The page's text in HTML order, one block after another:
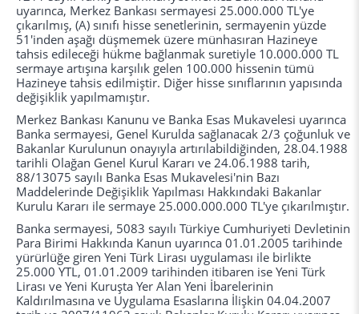
uyarınca, Merkez Bankası sermayesi 25.000.000 TL'ye
çıkarılmış, (A) sınıfı hisse senetlerinin, sermayenin yüzde
51'inden aşağı düşmemek üzere münhasıran Hazineye
tahsis edileceği hükme bağlanmak suretiyle 10.000.000 TL
sermaye artışına karşılık gelen 100.000 hissenin tümü
Hazineye tahsis edilmiştir. Diğer hisse sınıflarının yapısında
değişiklik yapılmamıştır.
Merkez Bankası Kanunu ve Banka Esas Mukavelesi uyarınca
Banka sermayesi, Genel Kurulda sağlanacak 2/3 çoğunluk ve
Bakanlar Kurulunun onayıyla artırılabildiğinden, 28.04.1988
tarihli Olağan Genel Kurul Kararı ve 24.06.1988 tarih,
88/13075 sayılı Banka Esas Mukavelesi'nin Bazı
Maddelerinde Değişiklik Yapılması Hakkındaki Bakanlar
Kurulu Kararı ile sermaye 25.000.000.000 TL'ye çıkarılmıştır.
Banka sermayesi, 5083 sayılı Türkiye Cumhuriyeti Devletinin
Para Birimi Hakkında Kanun uyarınca 01.01.2005 tarihinde
yürürlüğe giren Yeni Türk Lirası uygulaması ile birlikte
25.000 YTL, 01.01.2009 tarihinden itibaren ise Yeni Türk
Lirası ve Yeni Kuruşta Yer Alan Yeni İbarelerinin
Kaldırılmasına ve Uygulama Esaslarına İlişkin 04.04.2007